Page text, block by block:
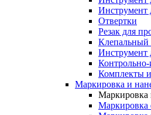
Инструмент
Отвертки
Резак для
Клепальный
Инструмент
Комплекты
Маркировка и
Маркировка
Маркировка